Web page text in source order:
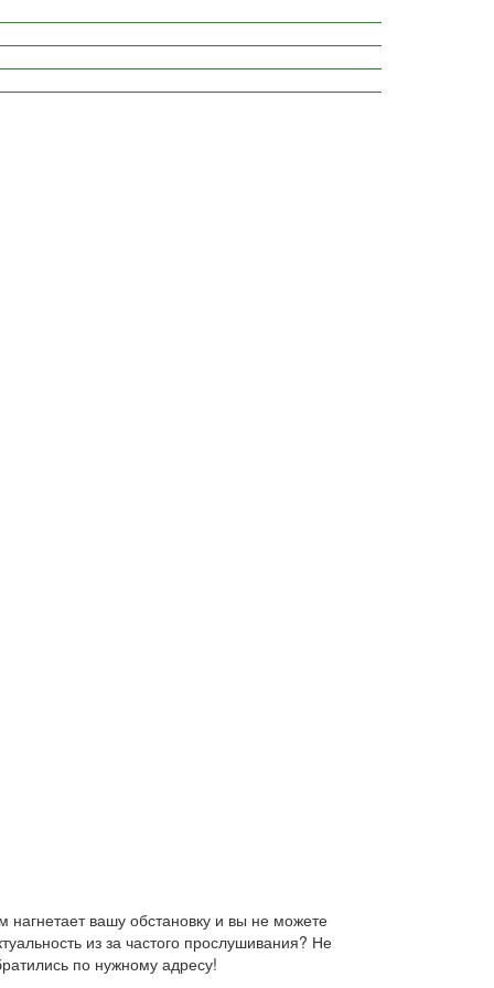
вашу обстановку и вы не можете
из за частого прослушивания? Не
по нужному адресу!